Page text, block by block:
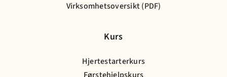
Virksomhetsoversikt (PDF)
Kurs
Hjertestarterkurs